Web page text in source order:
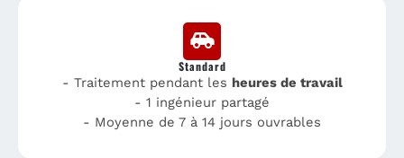
Standard
- Traitement pendant les heures de travail
- 1 ingénieur partagé
- Moyenne de 7 à 14 jours ouvrables